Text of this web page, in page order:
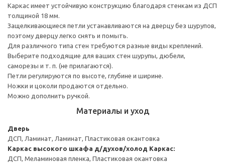
Каркас имеет устойчивую конструкцию благодаря стенкам из ДСП
толщиной 18 мм.
Защелкивающиеся петли устанавливаются на дверцу без шурупов,
поэтому дверцу легко снять и помыть.
Для различного типа стен требуются разные виды креплений.
Выберите подходящие для ваших стен шурупы, дюбели,
саморезы и т. п. (не прилагаются).
Петли регулируются по высоте, глубине и ширине.
Ножки и цоколи продаются отдельно.
Можно дополнить ручкой.
Материалы и уход
Дверь
ДСП, Ламинат, Ламинат, Пластиковая окантовка
Каркас высокого шкафа д/духов/холод Каркас:
ДСП, Меламиновая пленка, Пластиковая окантовка